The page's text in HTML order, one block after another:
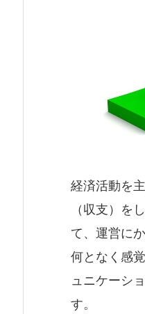
経済活動を
（収支）を
て、運営に
何となく感
ュニケーシ
す。